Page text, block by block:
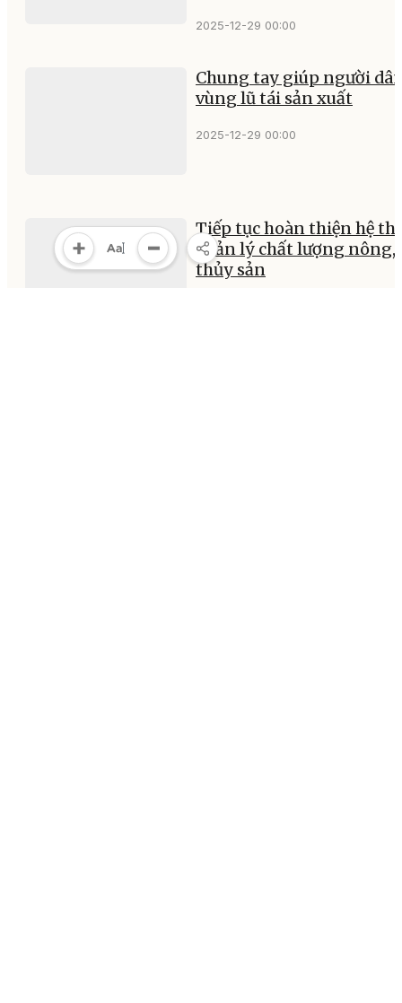
2025-12-29 00:00
Chung tay giúp người
vùng lũ tái sản xuất
2025-12-29 00:00
Tiếp tục hoàn thiện hệ
quản lý chất lượng nông,
thủy sản